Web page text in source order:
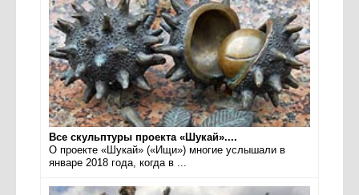
Все скульптуры проекта «Шукай»....
О проекте «Шукай» («Ищи») многие услышали в
январе 2018 года, когда в ...